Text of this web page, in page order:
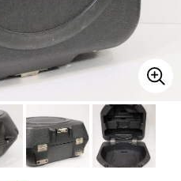
エフェクター
レコーディング機器